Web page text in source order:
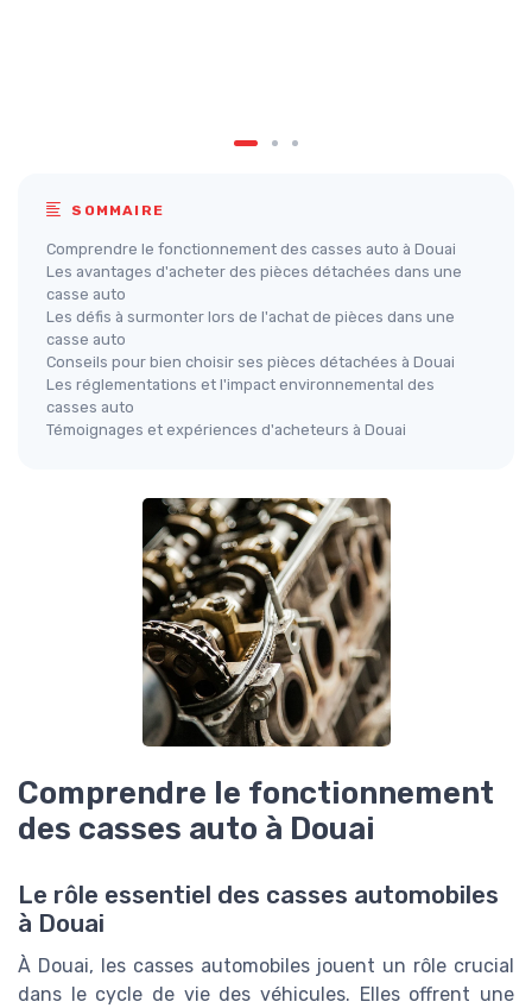
SOMMAIRE
Comprendre le fonctionnement des casses auto à Douai
Les avantages d'acheter des pièces détachées dans une
casse auto
Les défis à surmonter lors de l'achat de pièces dans une
casse auto
Conseils pour bien choisir ses pièces détachées à Douai
Les réglementations et l'impact environnemental des
casses auto
Témoignages et expériences d'acheteurs à Douai
Comprendre le fonctionnement
des casses auto à Douai
Le rôle essentiel des casses automobiles
à Douai
À Douai, les casses automobiles jouent un rôle crucial
dans le cycle de vie des véhicules. Elles offrent une